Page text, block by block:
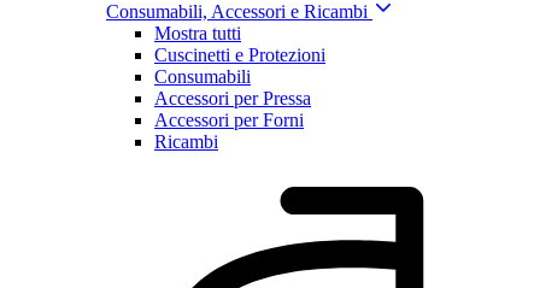
Consumabili, Accessori e Ricambi
Mostra tutti
Cuscinetti e Protezioni
Consumabili
Accessori per Pressa
Accessori per Forni
Ricambi